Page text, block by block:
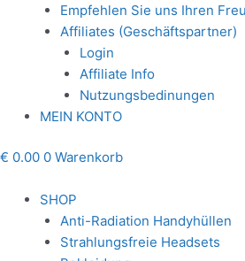
Empfehlen Sie uns Ihren
Affiliates (Geschäftspartner)
Login
Affiliate Info
Nutzungsbedinungen
MEIN KONTO
€ 0.00 0 Warenkorb
SHOP
Anti-Radiation Handyhüllen
Strahlungsfreie Headsets